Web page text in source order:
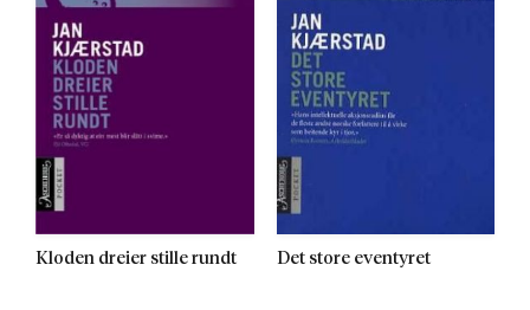
Kloden dreier stille rundt Det store eventyret